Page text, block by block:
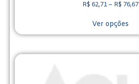
R$ 62,71 – R$ 76,67
Ver opções